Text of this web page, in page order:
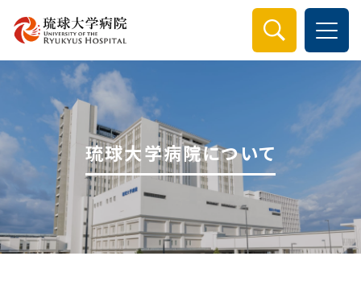
検索
琉球大学病院について